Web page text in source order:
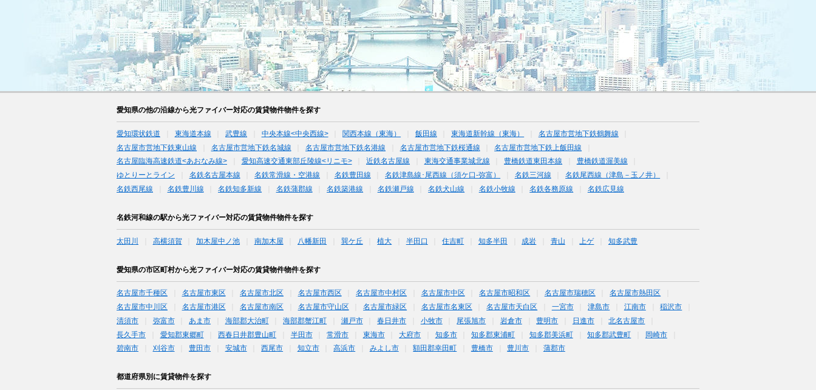
愛知県の他の沿線から光ファイバー対応の賃貸物件物件を探す
愛知環状鉄道 東海道本線 武豊線 中央本線<中央西線> 関西本線（東海） 飯田線 東海道新幹線（東海）
名古屋市営地下鉄鶴舞線
名古屋市営地下鉄東山線
名古屋市営地下鉄名城線 名古屋市営地下鉄名港線 名古屋市営地下鉄桜通線
名古屋市営地下鉄上飯田線
名古屋臨海高速鉄道<あおなみ線>
愛知高速交通東部丘陵線<リニモ> 近鉄名古屋線 東海交通事業城北線 豊橋鉄道東田本線
豊橋鉄道渥美線
ゆとりーとライン
名鉄名古屋本線 名鉄常滑線・空港線 名鉄豊田線 名鉄津島線･尾西線（須ケ口-弥富） 名鉄三河線
名鉄尾西線（津島－玉ノ井）
名鉄西尾線
名鉄豊川線 名鉄知多新線 名鉄蒲郡線 名鉄築港線 名鉄瀬戸線 名鉄犬山線 名鉄小牧線 名鉄各務原線 名鉄広見線
名鉄河和線の駅から光ファイバー対応の賃貸物件物件を探す
太田川 高横須賀 加木屋中ノ池 南加木屋 八幡新田 巽ケ丘 植大 半田口 住吉町 知多半田 成岩 青山 上ゲ 知多武豊
愛知県の市区町村から光ファイバー対応の賃貸物件物件を探す
名古屋市千種区 名古屋市東区 名古屋市北区 名古屋市西区 名古屋市中村区 名古屋市中区 名古屋市昭和区 名古屋市瑞穂区
名古屋市熱田区
名古屋市中川区
名古屋市港区 名古屋市南区 名古屋市守山区 名古屋市緑区 名古屋市名東区 名古屋市天白区 一宮市 津島市 江南市
稲沢市
清須市
弥富市 あま市 海部郡大治町 海部郡蟹江町 瀬戸市 春日井市 小牧市 尾張旭市 岩倉市 豊明市 日進市
北名古屋市
長久手市
愛知郡東郷町 西春日井郡豊山町 半田市 常滑市 東海市 大府市 知多市 知多郡東浦町 知多郡美浜町 知多郡武豊町
岡崎市
碧南市
刈谷市 豊田市 安城市 西尾市 知立市 高浜市 みよし市 額田郡幸田町 豊橋市 豊川市 蒲郡市
都道府県別に賃貸物件を探す